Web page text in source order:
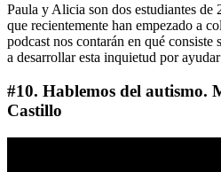
Paula y Alicia son dos estudiantes de
que recientemente han empezado a
podcast nos contarán en qué
a desarrollar esta inquietud por
#10. Hablemos del
Castillo